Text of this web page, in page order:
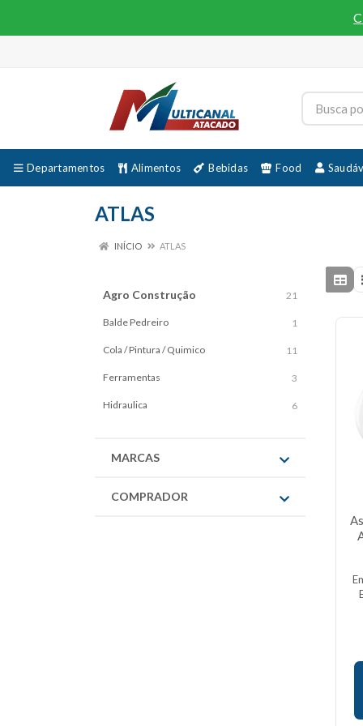
Departamentos Alimentos Bebidas Food
ATLAS
INÍCIO ATLAS
Agro Construção 21
Balde Pedreiro 1
Cola / Pintura / Quimico 11
Ferramentas 3
Hidraulica 6
MARCAS
COMPRADOR